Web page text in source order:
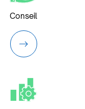
Conseil